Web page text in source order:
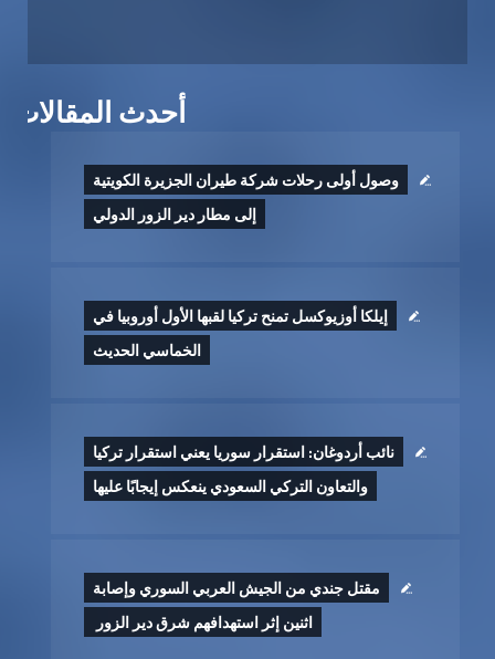
أحدث المقالات
وصول أولى رحلات شركة طيران الجزيرة الكويتية
إلى مطار دير الزور الدولي
إيلكا أوزيوكسل تمنح تركيا لقبها الأول أوروبيا في
الخماسي الحديث
نائب أردوغان: استقرار سوريا يعني استقرار تركيا
والتعاون التركي السعودي ينعكس إيجابًا عليها
مقتل جندي من الجيش العربي السوري وإصابة
اثنين إثر ‏استهدافهم شرق دير الزور ‏